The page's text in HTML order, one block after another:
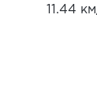
11.44